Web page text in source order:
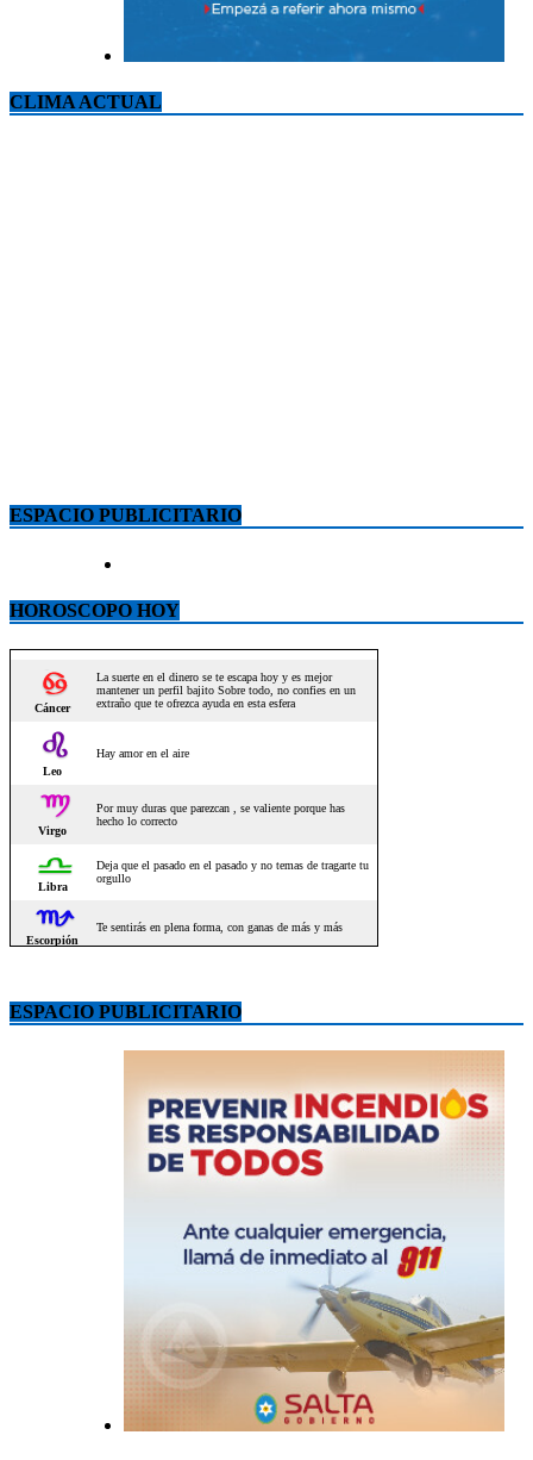
CLIMA ACTUAL
ESPACIO PUBLICITARIO
HOROSCOPO HOY
ESPACIO PUBLICITARIO